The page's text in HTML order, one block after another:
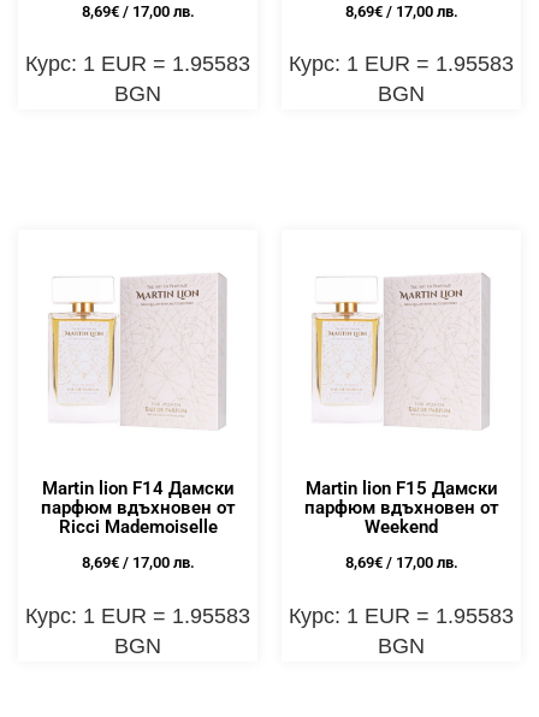
8,69€/ 17,00 лв.
Курс: 1 EUR = 1.95583
BGN
8,69€/ 17,00 лв.
Курс: 1 EUR = 1.95583
BGN
Martin lion F14 Дамски
парфюм вдъхновен от
Ricci Mademoiselle
8,69€/ 17,00 лв.
Курс: 1 EUR = 1.95583
BGN
Martin lion F15 Дамски
парфюм вдъхновен от
Weekend
8,69€/ 17,00 лв.
Курс: 1 EUR = 1.95583
BGN